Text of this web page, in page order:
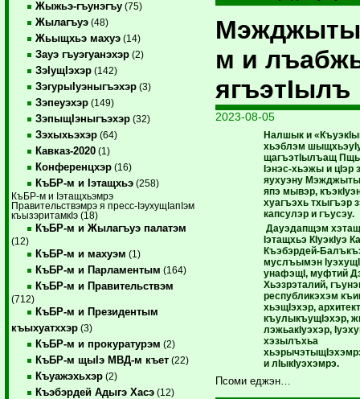
Жыжьэ-гъунэгъу (75)
Жылагъуэ (48)
Жьыщхьэ махуэ (14)
Зауэ гъуэгуанэхэр (2)
ЗэIущIэхэр (142)
ЗэгурыIуэныгъэхэр (3)
Зэпеуэхэр (149)
ЗэпыщIэныгъэхэр (32)
Зэхыхьэхэр (64)
Кавказ-2020 (1)
Конференцхэр (16)
КъБР-м и Iэтащхьэ (258)
КъБР-м и Iэтащхьэмрэ
Правительствэмрэ я пресс-IэухущIапIэм
къызэритамкIэ (18)
КъБР-м и Жылагъуэ палатэм
(12)
КъБР-м и махуэм (1)
КъБР-м и Парламентым (164)
КъБР-м и Правительствэм
(712)
КъБР-м и Президентым
къыхуатххэр (3)
КъБР-м и прокуратурэм (2)
КъБР-м щыIэ МВД-м къет (22)
Къуажэхьхэр (2)
Къэбэрдей Адыгэ Хасэ (12)
м и
ягъэтIылъ
2023-08-05
Налшык и
хьэблэм
щагъэтIылъащ
Iэнэс-хьэжы и цIэр
яухуэну
япэ мывэр,
хуагъэхь тхыгъэр
капсулэр и гъусэу.
Дауэдапщэм
Iэтащхьэ КIуэкIуэ
Къэбэрдей-
муслъымэн
унафэщI, муфтий
Хьэзрэталий,
республикэхэм
хьэщIэхэр,
къулыкъущIэхэр,
лэжьакIуэхэр,
хэзылъхьа
и лIыкIуэхэмрэ.
Псоми еджэн…